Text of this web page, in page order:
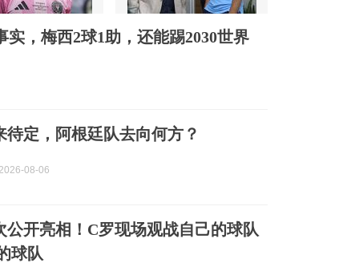
，梅西2球1助，还能踢2030世界
待定，阿根廷队去向何方？
08-06
公开亮相！C罗现场观战自己的球队
球队